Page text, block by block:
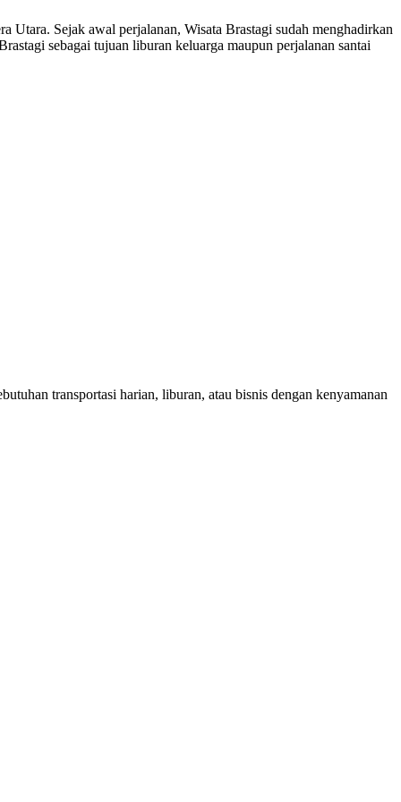
Utara. Sejak awal perjalanan, Wisata Brastagi sudah menghadirkan
sebagai tujuan liburan keluarga maupun perjalanan santai
transportasi harian, liburan, atau bisnis dengan kenyamanan